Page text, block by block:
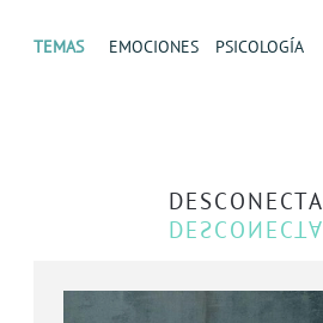
TEMAS EMOCIONES PSICOLOGÍA
DESCONECTA